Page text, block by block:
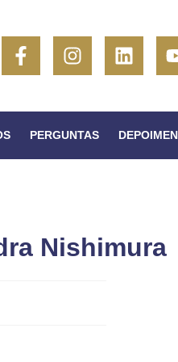
PERGUNTAS
Nishimura